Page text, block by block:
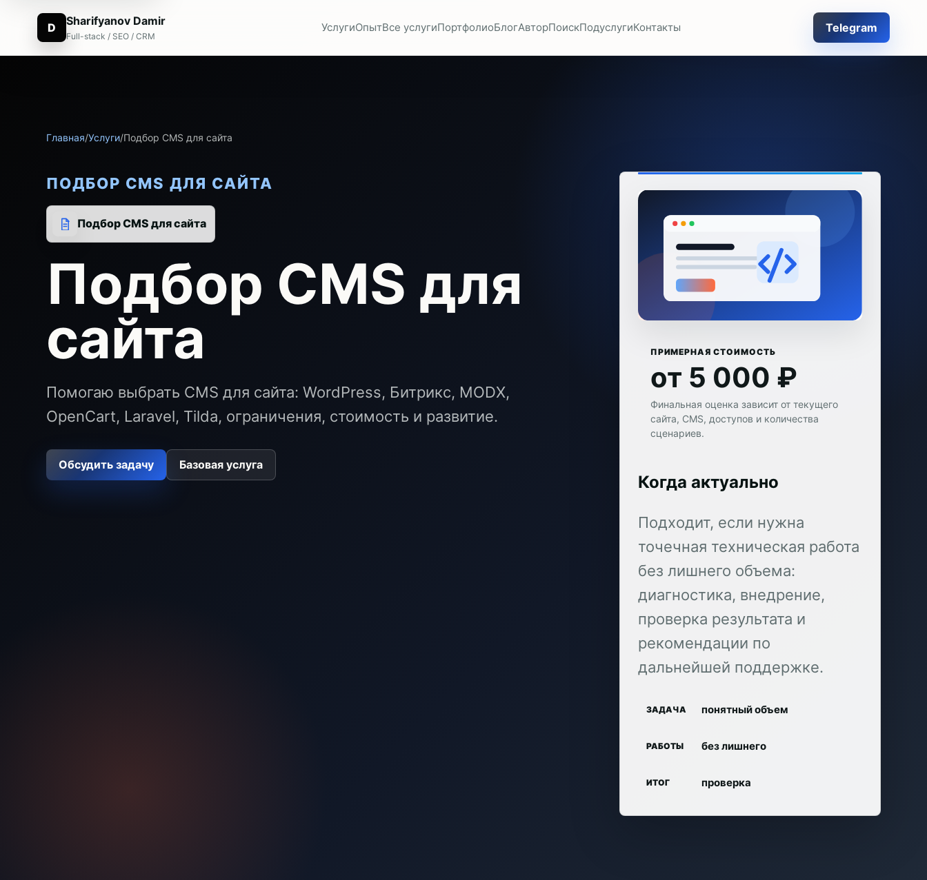
D Sharifyanov Damir
Full-stack / SEO / CRM
УслугиОпытВсе услугиПортфолиоБлогАвторПоискПодуслугиКонтакты Telegram
Главная/Услуги/Подбор CMS для сайта
ПОДБОР CMS ДЛЯ САЙТА
Подбор CMS для сайта
Подбор CMS для
сайта
Помогаю выбрать CMS для сайта: WordPress, Битрикс, MODX,
OpenCart, Laravel, Tilda, ограничения, стоимость и развитие.
Обсудить задачу Базовая услуга
ПРИМЕРНАЯ СТОИМОСТЬ
от 5 000 ₽
Финальная оценка зависит от текущего
сайта, CMS, доступов и количества
сценариев.
Когда актуально
Подходит, если нужна
точечная техническая работа
без лишнего объема:
диагностика, внедрение,
проверка результата и
рекомендации по
дальнейшей поддержке.
ЗАДАЧА понятный объем
РАБОТЫ без лишнего
ИТОГ проверка